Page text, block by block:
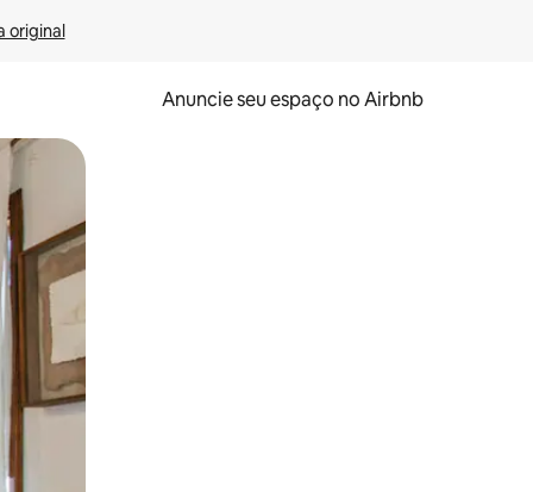
original
Anuncie seu espaço no Airbnb
o dedo na tela.